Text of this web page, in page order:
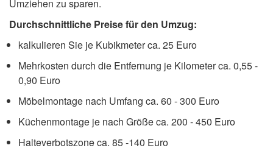
Umziehen zu sparen.
Durchschnittliche Preise für den Umzug:
kalkulieren Sie je Kubikmeter ca. 25 Euro
Mehrkosten durch die Entfernung je Kilometer ca. 0,55 -
0,90 Euro
Möbelmontage nach Umfang ca. 60 - 300 Euro
Küchenmontage je nach Größe ca. 200 - 450 Euro
Halteverbotszone ca. 85 -140 Euro